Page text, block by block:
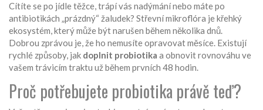
Cítíte se po jídle těžce, trápí vás nadýmání nebo máte po
antibiotikách „prázdný“ žaludek? Střevní mikroflóra je křehký
ekosystém, který může být narušen během několika dnů.
Dobrou zprávou je, že ho nemusíte opravovat měsíce. Existují
rychlé způsoby, jak doplnit probiotika a obnovit rovnováhu ve
vašem trávicím traktu už během prvních 48 hodin.
Proč potřebujete probiotika právě teď?